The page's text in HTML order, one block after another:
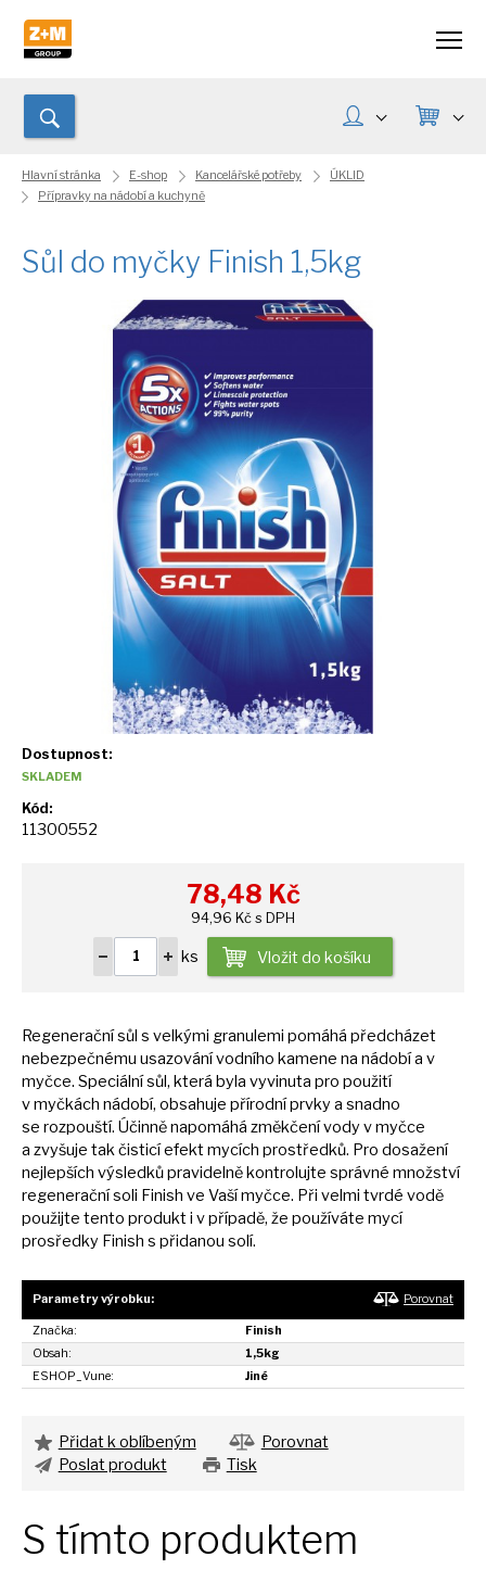
Hlavní stránka E-shop Kancelářské potřeby
ÚKLID
Přípravky na nádobí a kuchyně
Sůl do myčky Finish 1,5kg
Dostupnost:
SKLADEM
Kód:
11300552
78,48 Kč
94,96 Kč s DPH
ks Vložit do košíku
Regenerační sůl s velkými granulemi pomáhá předcházet
nebezpečnému usazování vodního kamene na nádobía v
myčce. Speciální sůl, která byla vyvinuta pro použití
vmyčkách nádobí, obsahuje přírodní prvkya snadno
se rozpouští. Účinně napomáhá změkčení vodyvmyčce
a zvyšuje tak čisticí efekt mycích prostředků. Pro dosažení
nejlepších výsledků pravidelně kontrolujte správné množství
regenerační soli Finish ve Vaší myčce. Při velmi tvrdé vodě
použijte tento produkti v případě, že používáte mycí
prosředky Finish s přidanou solí.
Parametry výrobku: Porovnat
Značka:
Finish
Obsah:
1,5kg
ESHOP_Vune:
Jiné
Přidat k oblíbeným
Porovnat
Poslat produkt
Tisk
S tímto produktem